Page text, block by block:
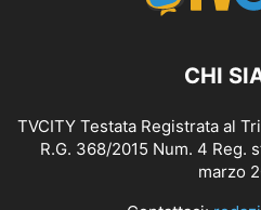
CHI
TVCITY Testata Registrata al
R.G. 368/2015 Num. 4 Reg.
marzo